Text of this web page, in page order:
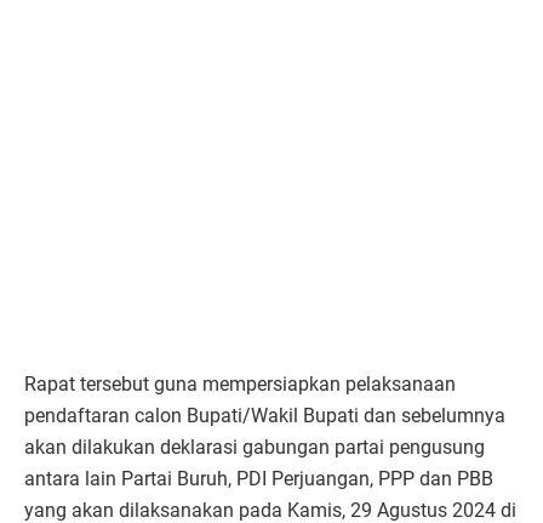
Rapat tersebut guna mempersiapkan pelaksanaan
pendaftaran calon Bupati/Wakil Bupati dan sebelumnya
akan dilakukan deklarasi gabungan partai pengusung
antara lain Partai Buruh, PDI Perjuangan, PPP dan PBB
yang akan dilaksanakan pada Kamis, 29 Agustus 2024 di